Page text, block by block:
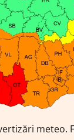
meteo.